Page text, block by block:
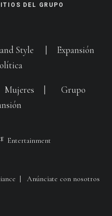
DEL GRUPO
Style
Expansión
Mujeres
Grupo
Entertainment
Anúnciate con nosotros